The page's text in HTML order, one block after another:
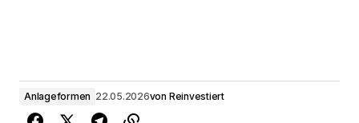
Anlageformen 22.05.2026von Reinvestiert